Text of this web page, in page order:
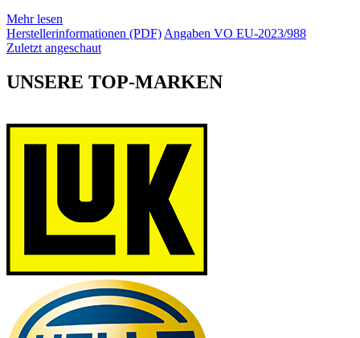
Mehr lesen
Herstellerinformationen (PDF)Angaben VO EU-2023/988
Zuletzt angeschaut
UNSERE TOP-MARKEN